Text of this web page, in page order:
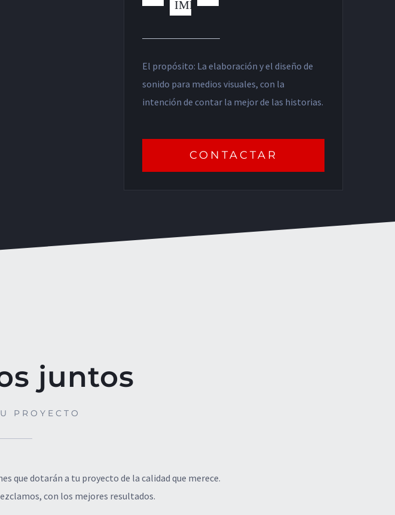
El propósito: La elaboración y el diseño de
sonido para medios visuales, con la
intención de contar la mejor de las historias.
CONTACTAR
juntos
PROYECTO
que dotarán a tu proyecto de la calidad que merece.
con los mejores resultados.